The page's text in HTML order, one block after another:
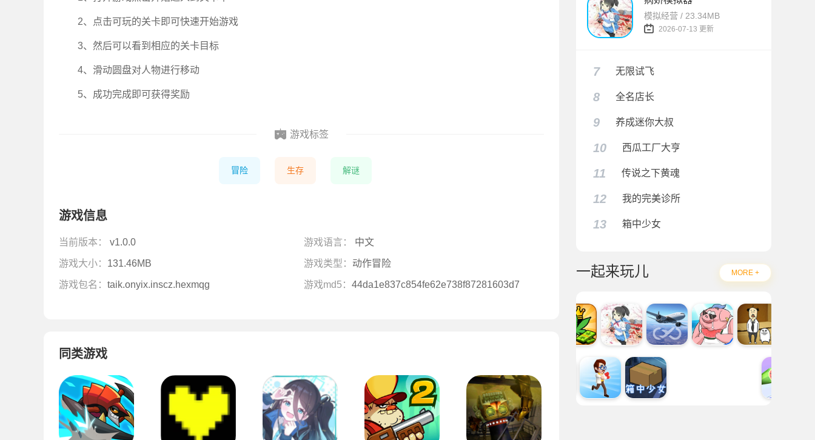
2、点击可玩的关卡即可快速开始游戏
3、然后可以看到相应的关卡目标
4、滑动圆盘对人物进行移动
5、成功完成即可获得奖励
游戏标签
冒险 生存 解谜
游戏信息
当前版本： v1.0.0 游戏语言： 中文
游戏大小： 131.46MB 游戏类型： 动作冒险
游戏包名： taik.onyix.inscz.hexmqg 游戏md5： 44da1e837c854fe62e738f87281603d7
同类游戏
模拟经营 / 23.34MB
2026-07-13 更新
7 无限试飞
8 全名店长
9 养成迷你大叔
10 西瓜工厂大亨
11 传说之下黄魂
12 我的完美诊所
13 箱中少女
一起来玩儿 MORE +